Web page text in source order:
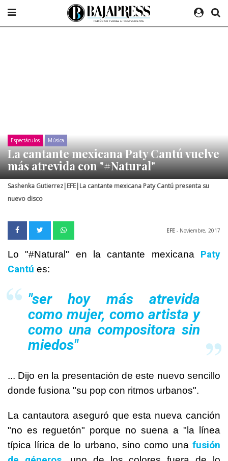
Espectáculos Música
La cantante mexicana Paty Cantú vuelve
más atrevida con "#Natural"
Sashenka Gutierrez|EFE|La cantante mexicana Paty Cantú presenta su
nuevo disco
EFE - Noviembre, 2017
Lo "#Natural" en la cantante mexicana Paty
Cantú es:
"ser hoy más atrevida
como mujer, como artista y
como una compositora sin
miedos"
... Dijo en la presentación de este nuevo sencillo
donde fusiona "su pop con ritmos urbanos".
La cantautora aseguró que esta nueva canción
"no es reguetón" porque no suena a "la línea
típica lírica de lo urbano, sino como unafusión